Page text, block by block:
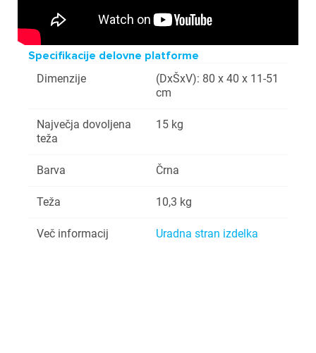
Specifikacije delovne platforme
Dimenzije
(DxŠxV): 80 x 40 x 11-51
cm
Največja dovoljena
teža
15 kg
Barva Črna
Teža 10,3 kg
Več informacij Uradna stran izdelka